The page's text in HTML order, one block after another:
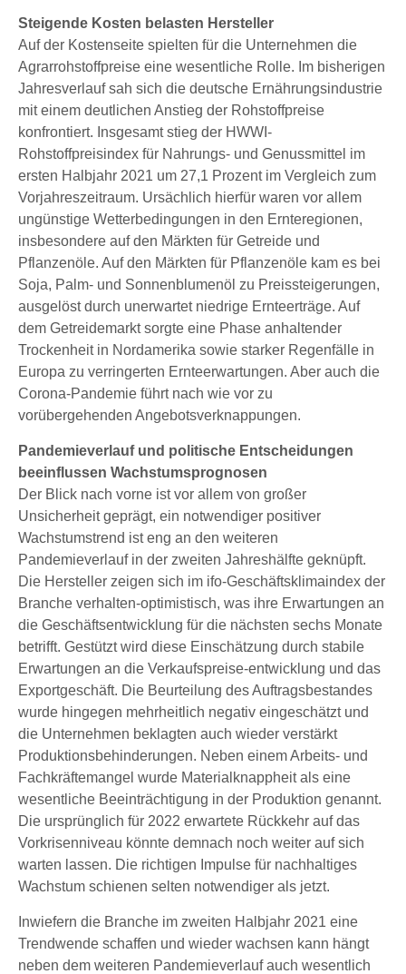
Steigende Kosten belasten Hersteller
Auf der Kostenseite spielten für die Unternehmen die
Agrarrohstoffpreise eine wesentliche Rolle. Im bisherigen
Jahresverlauf sah sich die deutsche Ernährungsindustrie
mit einem deutlichen Anstieg der Rohstoffpreise
konfrontiert. Insgesamt stieg der HWWI-
Rohstoffpreisindex für Nahrungs- und Genussmittel im
ersten Halbjahr 2021 um 27,1 Prozent im Vergleich zum
Vorjahreszeitraum. Ursächlich hierfür waren vor allem
ungünstige Wetterbedingungen in den Ernteregionen,
insbesondere auf den Märkten für Getreide und
Pflanzenöle. Auf den Märkten für Pflanzenöle kam es bei
Soja, Palm- und Sonnenblumenöl zu Preissteigerungen,
ausgelöst durch unerwartet niedrige Ernteerträge. Auf
dem Getreidemarkt sorgte eine Phase anhaltender
Trockenheit in Nordamerika sowie starker Regenfälle in
Europa zu verringerten Ernteerwartungen. Aber auch die
Corona-Pandemie führt nach wie vor zu
vorübergehenden Angebotsverknappungen.
Pandemieverlauf und politische Entscheidungen
beeinflussen Wachstumsprognosen
Der Blick nach vorne ist vor allem von großer
Unsicherheit geprägt, ein notwendiger positiver
Wachstumstrend ist eng an den weiteren
Pandemieverlauf in der zweiten Jahreshälfte geknüpft.
Die Hersteller zeigen sich im ifo-Geschäftsklimaindex der
Branche verhalten-optimistisch, was ihre Erwartungen an
die Geschäftsentwicklung für die nächsten sechs Monate
betrifft. Gestützt wird diese Einschätzung durch stabile
Erwartungen an die Verkaufspreise-entwicklung und das
Exportgeschäft. Die Beurteilung des Auftragsbestandes
wurde hingegen mehrheitlich negativ eingeschätzt und
die Unternehmen beklagten auch wieder verstärkt
Produktionsbehinderungen. Neben einem Arbeits- und
Fachkräftemangel wurde Materialknappheit als eine
wesentliche Beeinträchtigung in der Produktion genannt.
Die ursprünglich für 2022 erwartete Rückkehr auf das
Vorkrisenniveau könnte demnach noch weiter auf sich
warten lassen. Die richtigen Impulse für nachhaltiges
Wachstum schienen selten notwendiger als jetzt.
Inwiefern die Branche im zweiten Halbjahr 2021 eine
Trendwende schaffen und wieder wachsen kann hängt
neben dem weiteren Pandemieverlauf auch wesentlich